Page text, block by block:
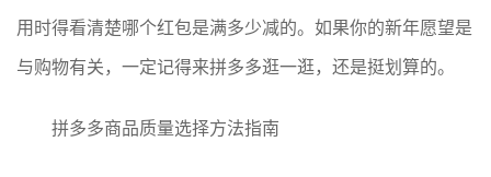
用时得看清楚哪个红包是满多少减的。如果你的新年愿望是
与购物有关，一定记得来拼多多逛一逛，还是挺划算的。
拼多多商品质量选择方法指南